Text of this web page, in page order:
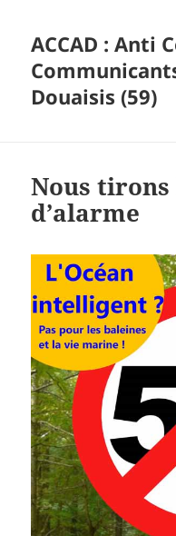
ACCAD : Anti
Douaisis (59)
Nous
d’alarme